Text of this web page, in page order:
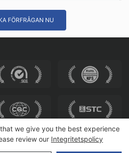
FÖRFRÅGAN NU
we give you the best experience
review our Integritetspolicy